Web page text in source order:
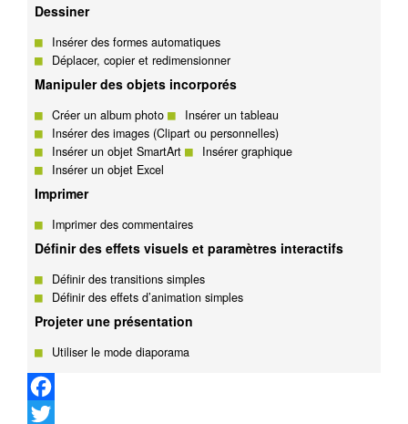
Dessiner
Insérer des formes automatiques
Déplacer, copier et redimensionner
Manipuler des objets incorporés
Créer un album photo
Insérer un tableau
Insérer des images (Clipart ou personnelles)
Insérer un objet SmartArt
Insérer graphique
Insérer un objet Excel
Imprimer
Imprimer des commentaires
Définir des effets visuels et paramètres interactifs
Définir des transitions simples
Définir des effets d’animation simples
Projeter une présentation
Utiliser le mode diaporama
Facebook